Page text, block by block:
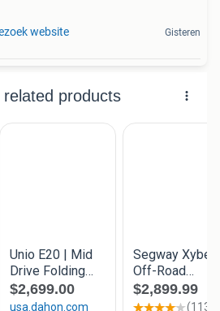
website Gisteren